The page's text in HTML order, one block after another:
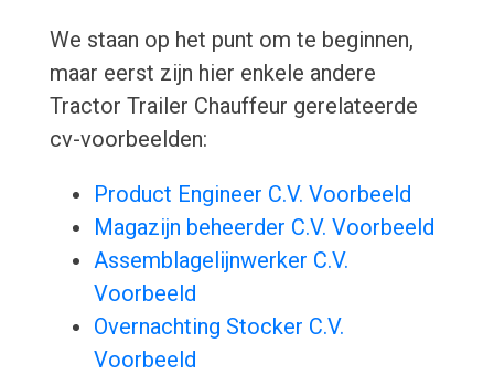
We staan op het punt om te beginnen,
maar eerst zijn hier enkele andere
Tractor Trailer Chauffeur gerelateerde
cv-voorbeelden:
Product Engineer C.V. Voorbeeld
Magazijn beheerder C.V. Voorbeeld
Assemblagelijnwerker C.V.
Voorbeeld
Overnachting Stocker C.V.
Voorbeeld